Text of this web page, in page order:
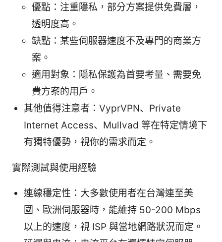
優點：注重隱私，部分方案提供免費層，
透明度高。
缺點：某些伺服器速度不及專門的商業方
案。
適用對象：隱私保護為首要考量、需要免
費方案的用戶。
其他值得注意者：VyprVPN、Private
Internet Access、Mullvad 等在特定情境下
有獨特優勢，視你的需求而定。
實際測試與使用經驗
連線穩定性：大多數使用者在台灣連至美
國、歐洲伺服器時，能維持 50-200 Mbps
以上的速度，視 ISP 與當地網路狀況而定。